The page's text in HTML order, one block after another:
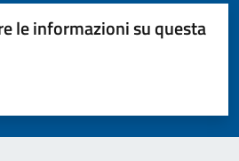
le informazioni su questa
stelle su 5
su 5
5